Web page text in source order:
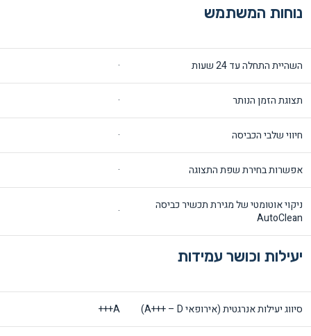
נוחות המשתמש
השהיית התחלה עד 24 שעות ·
תצוגת הזמן הנותר ·
חיווי שלבי הכביסה ·
אפשרות בחירת שפת התצוגה ·
ניקוי אוטומטי של מגירת תכשיר כביסה
AutoClean
·
יעילות וכושר עמידות
סיווג יעילות אנרגטית (אירופאי A+++ – D) A+++